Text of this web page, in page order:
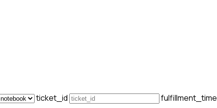
ticket_id fulfillment_time